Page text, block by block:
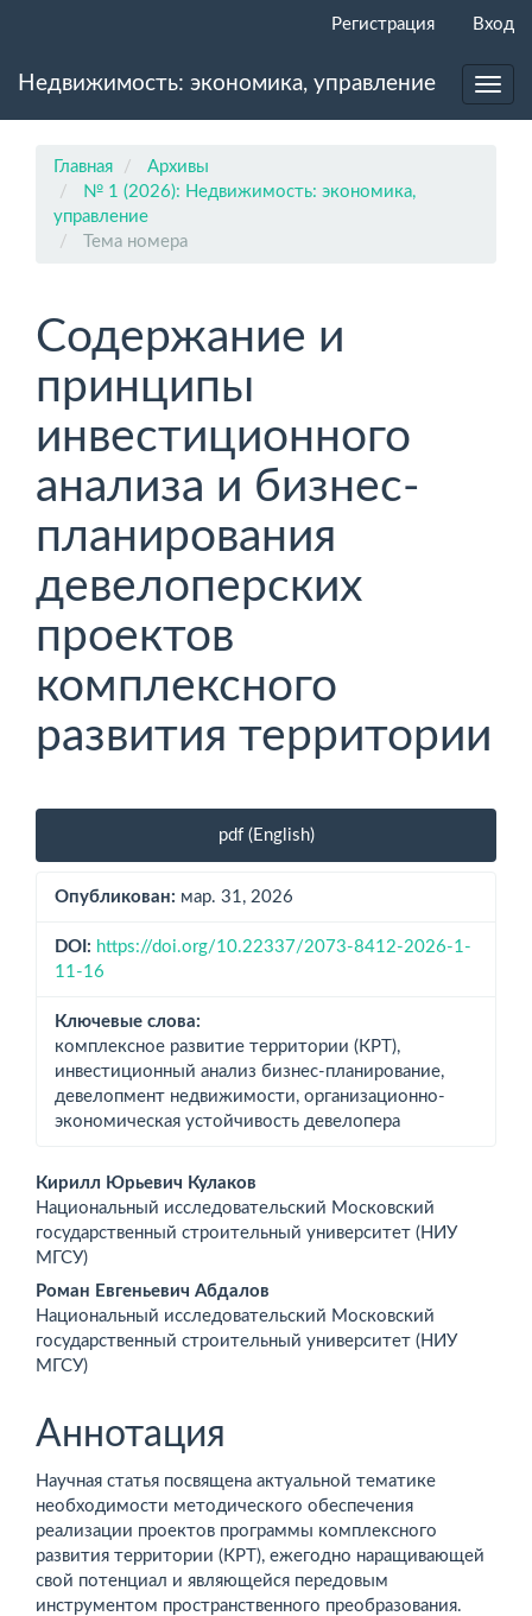
Основное
панель
Регистрация Вход
Недвижимость: экономика, управление
Главная
Архивы
№ 1 (2026): Недвижимость: экономика,
управление
Тема номера
Содержание и
принципы
инвестиционного
анализа и бизнес-
планирования
девелоперских
проектов
комплексного
развития территории
Боковая
панель
статьи
pdf (English)
Опубликован: мар. 31, 2026
DOI: https://doi.org/10.22337/2073-8412-2026-1-
11-16
Ключевые слова:
комплексное развитие территории (КРТ),
инвестиционный анализ бизнес-планирование,
девелопмент недвижимости, организационно-
экономическая устойчивость девелопера
Основное
содержимое
статьи
Кирилл Юрьевич Кулаков
Национальный исследовательский Московский
государственный строительный университет (НИУ
МГСУ)
Роман Евгеньевич Абдалов
Национальный исследовательский Московский
государственный строительный университет (НИУ
МГСУ)
Аннотация
Научная статья посвящена актуальной тематике
необходимости методического обеспечения
реализации проектов программы комплексного
развития территории (КРТ), ежегодно наращивающей
свой потенциал и являющейся передовым
инструментом пространственного преобразования.